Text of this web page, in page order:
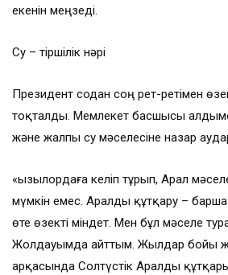
екенін меңзеді.
Су – тіршілік нәрі
Президент содан соң рет-ретімен
тоқталды. Мемлекет басшысы
және жалпы су мәселесіне назар
«Қызылордаға келіп тұрып, Арал
мүмкін емес. Аралды құтқару – барша
өте өзекті міндет. Мен бұл мәселе
Жолдауымда айттым. Жылдар бойы
арқасында Солтүстік Аралды